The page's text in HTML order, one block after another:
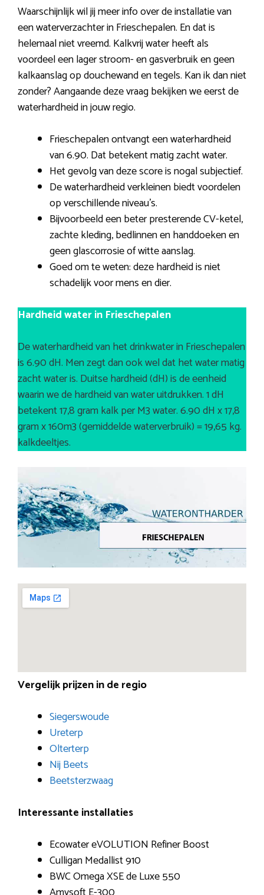
Waarschijnlijk wil jij meer info over de installatie van
een waterverzachter in Frieschepalen. En dat is
helemaal niet vreemd. Kalkvrij water heeft als
voordeel een lager stroom- en gasverbruik en geen
kalkaanslag op douchewand en tegels. Kan ik dan niet
zonder? Aangaande deze vraag bekijken we eerst de
waterhardheid in jouw regio.
Frieschepalen ontvangt een waterhardheid
van 6.90. Dat betekent matig zacht water.
Het gevolg van deze score is nogal subjectief.
De waterhardheid verkleinen biedt voordelen
op verschillende niveau’s.
Bijvoorbeeld een beter presterende CV-ketel,
zachte kleding, bedlinnen en handdoeken en
geen glascorrosie of witte aanslag.
Goed om te weten: deze hardheid is niet
schadelijk voor mens en dier.
Hardheid water in Frieschepalen
De waterhardheid van het drinkwater in Frieschepalen
is 6.90 dH. Men zegt dan ook wel dat het water matig
zacht water is. Duitse hardheid (dH) is de eenheid
waarin we de hardheid van water uitdrukken. 1 dH
betekent 17,8 gram kalk per M3 water. 6.90 dH x 17,8
gram x 160m3 (gemiddelde waterverbruik) = 19,65 kg.
kalkdeeltjes.
Vergelijk prijzen in de regio
Siegerswoude
Ureterp
Olterterp
Nij Beets
Beetsterzwaag
Interessante installaties
Ecowater eVOLUTION Refiner Boost
Culligan Medallist 910
BWC Omega XSE de Luxe 550